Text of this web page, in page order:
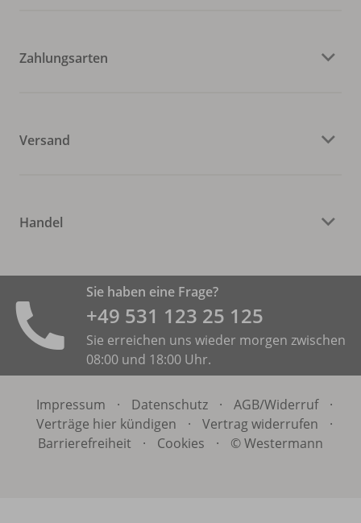
Zahlungsarten
Versand
Handel
Sie haben eine Frage?
+49 531 ­123 25 125
Sie erreichen uns wieder morgen zwischen
08:00 und 18:00 Uhr.
Impressum · Datenschutz · AGB/Widerruf
·
Verträge hier kündigen
· Vertrag widerrufen
·
Barrierefreiheit
· Cookies · © Westermann